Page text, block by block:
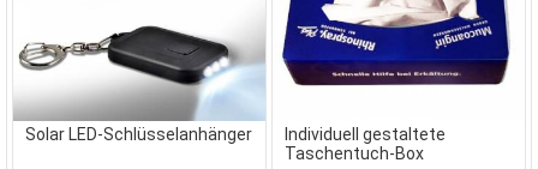
Solar LED-Schlüsselanhänger
Individuell gestaltete
Taschentuch-Box